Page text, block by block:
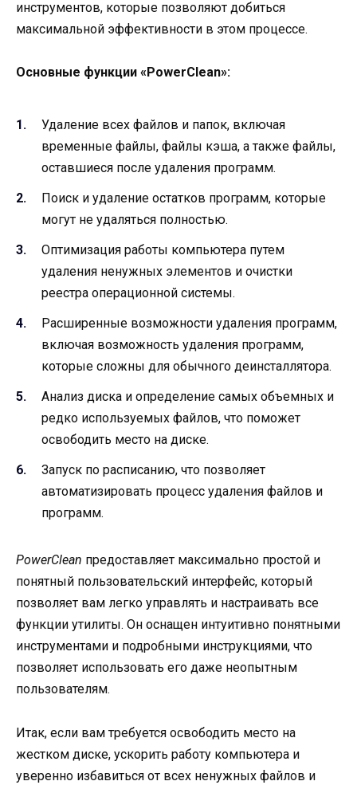
инструментов, которые позволяют добиться
максимальной эффективности в этом процессе.
Основные функции «PowerClean»:
Удаление всех файлов и папок, включая
временные файлы, файлы кэша, а также файлы,
оставшиеся после удаления программ.
Поиск и удаление остатков программ, которые
могут не удаляться полностью.
Оптимизация работы компьютера путем
удаления ненужных элементов и очистки
реестра операционной системы.
Расширенные возможности удаления программ,
включая возможность удаления программ,
которые сложны для обычного деинсталлятора.
Анализ диска и определение самых объемных и
редко используемых файлов, что поможет
освободить место на диске.
Запуск по расписанию, что позволяет
автоматизировать процесс удаления файлов и
программ.
PowerClean предоставляет максимально простой и
понятный пользовательский интерфейс, который
позволяет вам легко управлять и настраивать все
функции утилиты. Он оснащен интуитивно понятными
инструментами и подробными инструкциями, что
позволяет использовать его даже неопытным
пользователям.
Итак, если вам требуется освободить место на
жестком диске, ускорить работу компьютера и
уверенно избавиться от всех ненужных файлов и